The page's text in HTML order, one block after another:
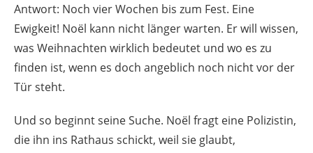
Antwort: Noch vier Wochen bis zum Fest. Eine
Ewigkeit! Noël kann nicht länger warten. Er will wissen,
was Weihnachten wirklich bedeutet und wo es zu
finden ist, wenn es doch angeblich noch nicht vor der
Tür steht.
Und so beginnt seine Suche. Noël fragt eine Polizistin,
die ihn ins Rathaus schickt, weil sie glaubt,